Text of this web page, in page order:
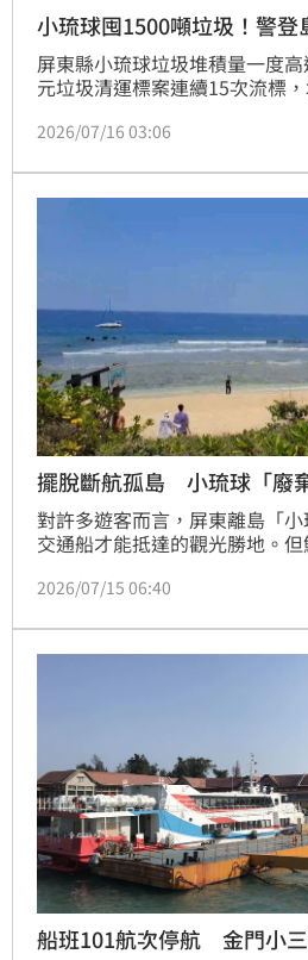
小琉球囤1500噸垃圾！警
屏東縣小琉球垃圾堆積量一度
元垃圾清運標案連續15次流標
不少業者擔心得罪人而不敢投標
流氓」，涉嫌恐嚇3家清運業者
饋金」，3年間不法獲利576萬
後，標案終於順利決標，今（
「環保流氓」介入、滋擾的意味。
2026/07/16 03:06
擺脫斷航孤島 小琉球「廢
對許多遊客而言，屏東離島「
交通船才能抵達的觀光勝地。
被時代遺忘的跑道並未走入歷史
「無人機物流」的智慧起降場
中斷時，這條新生的空中廊道
2026/07/15 06:40
船班101航次停航 金門小